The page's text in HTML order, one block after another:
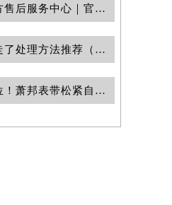
扬州萧邦官方售后服务中心｜官方地址与售后服务电话权威信息公示（2026年7月更新）
萧邦表针不走了处理方法推荐（手表维修小技巧与注意事项）
调整一步到位！萧邦表带松紧自调技巧分享